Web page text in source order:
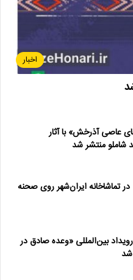
اخبار
عاصی آذرخش» با آثار
شاملو منتشر شد
تماشاخانه ایران‌شهر روی صحنه
بین‌المللی «وعده صادق در
شد